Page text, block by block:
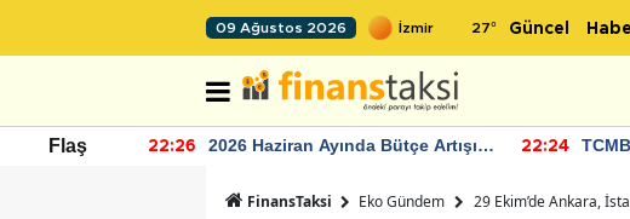
09 Ağustos 2026 27° Güncel
Flaş 22:26
2026 Haziran Ayında Bütçe Artışı
22:24
FinansTaksi Eko Gündem 29 Ekim’de Ankara,